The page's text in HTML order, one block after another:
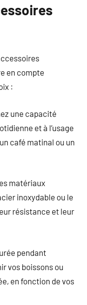
en compte
:
une capacité
et à l’usage
café matinal ou un
matériaux
inoxydable ou le
résistance et leur
pendant
vos boissons ou
en fonction de vos